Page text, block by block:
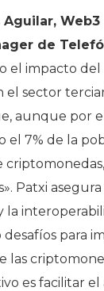
Aguilar, Web3
de
el impacto del
el sector
aunque por el
el 7% de la
Patxi
la
desafíos para
las
es facilitar el